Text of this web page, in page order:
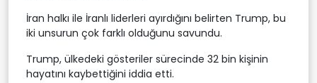
İran halkı ile İranlı liderleri ayırdığını belirten Trump, bu
iki unsurun çok farklı olduğunu savundu.
Trump, ülkedeki gösteriler sürecinde 32 bin kişinin
hayatını kaybettiğini iddia etti.